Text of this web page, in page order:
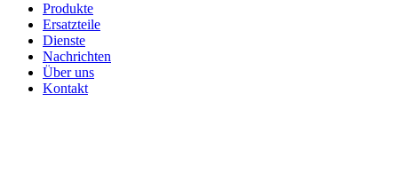
Produkte
Ersatzteile
Dienste
Nachrichten
Über uns
Kontakt